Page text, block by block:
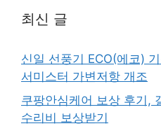
최신 글
신일 선풍기 ECO(에코)
서미스터 가변저항 개조
쿠팡안심케어 보상 후기,
수리비 보상받기